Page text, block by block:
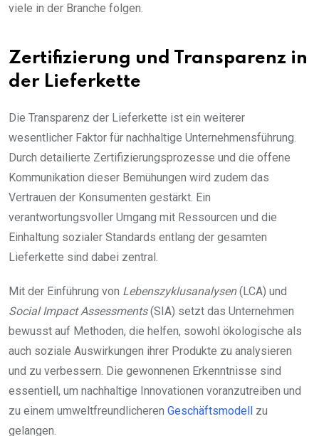
viele in der Branche folgen.
Zertifizierung und Transparenz in
der Lieferkette
Die Transparenz der Lieferkette ist ein weiterer
wesentlicher Faktor für nachhaltige Unternehmensführung.
Durch detailierte Zertifizierungsprozesse und die offene
Kommunikation dieser Bemühungen wird zudem das
Vertrauen der Konsumenten gestärkt. Ein
verantwortungsvoller Umgang mit Ressourcen und die
Einhaltung sozialer Standards entlang der gesamten
Lieferkette sind dabei zentral.
Mit der Einführung von Lebenszyklusanalysen(LCA) und
Social Impact Assessments(SIA) setzt das Unternehmen
bewusst auf Methoden, die helfen, sowohl ökologische als
auch soziale Auswirkungen ihrer Produkte zu analysieren
und zu verbessern. Die gewonnenen Erkenntnisse sind
essentiell, um nachhaltige Innovationen voranzutreiben und
zu einem umweltfreundlicheren Geschäftsmodell
zu
gelangen.